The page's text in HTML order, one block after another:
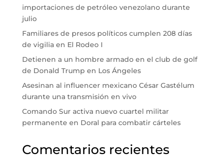
importaciones de petróleo venezolano durante
julio
Familiares de presos políticos cumplen 208 días
de vigilia en El Rodeo I
Detienen a un hombre armado en el club de golf
de Donald Trump en Los Ángeles
Asesinan al influencer mexicano César Gastélum
durante una transmisión en vivo
Comando Sur activa nuevo cuartel militar
permanente en Doral para combatir cárteles
Comentarios recientes